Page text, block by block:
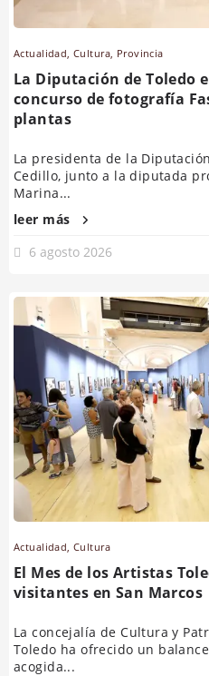
Actualidad,Cultura, Provincia
La Diputación de Toledo
concurso de fotografía
plantas
La presidenta de la
Cedillo, junto a la diputada
Marina...
leer más
6 agosto 2026
Actualidad,Cultura
El Mes de los Artistas
visitantes en San Marcos
La concejalía de Cultura y
Toledo ha ofrecido un
acogida...